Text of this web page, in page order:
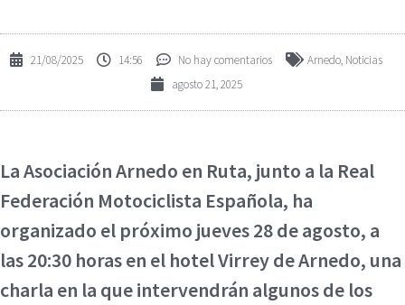
21/08/2025 14:56 No hay comentarios Arnedo, Noticias
agosto 21, 2025
La Asociación Arnedo en Ruta, junto a la Real
Federación Motociclista Española, ha
organizado el próximo jueves 28 de agosto, a
las 20:30 horas en el hotel Virrey de Arnedo, una
charla en la que intervendrán algunos de los